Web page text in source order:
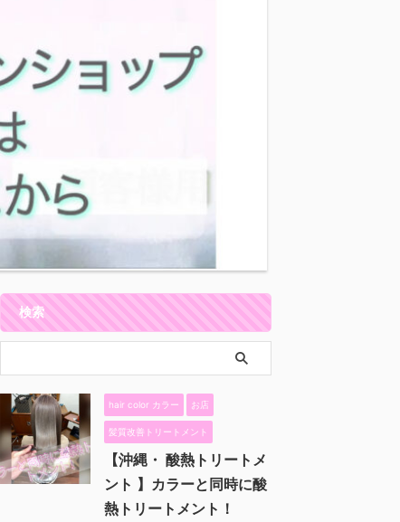
検索
hair color カラー お店
髪質改善トリートメント
【沖縄・ 酸熱トリートメ
ント 】カラーと同時に酸
熱トリートメント！